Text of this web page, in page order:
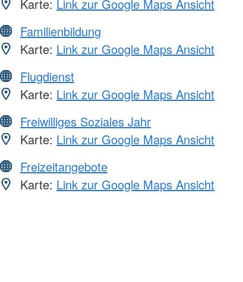
Karte: Link zur Google Maps Ansicht
Familienbildung
Karte: Link zur Google Maps Ansicht
Flugdienst
Karte: Link zur Google Maps Ansicht
Freiwilliges Soziales Jahr
Karte: Link zur Google Maps Ansicht
Freizeitangebote
Karte: Link zur Google Maps Ansicht